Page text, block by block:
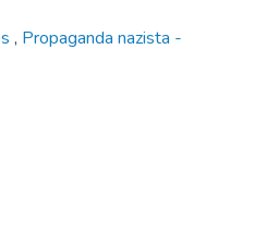
, Propaganda nazista -